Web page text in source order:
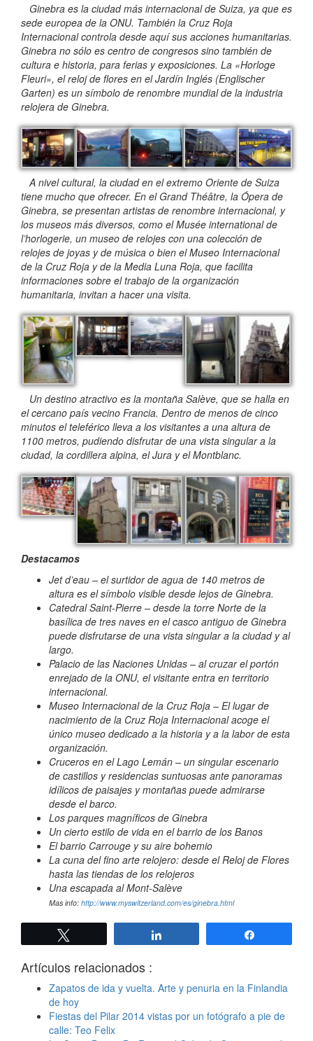
Ginebra es la ciudad más internacional de Suiza, ya que es
sede europea de la ONU. También la Cruz Roja
Internacional controla desde aquí sus acciones humanitarias.
Ginebra no sólo es centro de congresos sino también de
cultura e historia, para ferias y exposiciones. La «Horloge
Fleuri», el reloj de flores en el Jardín Inglés (Englischer
Garten) es un símbolo de renombre mundial de la industria
relojera de Ginebra.
A nivel cultural, la ciudad en el extremo Oriente de Suiza
tiene mucho que ofrecer. En el Grand Théâtre, la Ópera de
Ginebra, se presentan artistas de renombre internacional, y
los museos más diversos, como el Musée international de
l’horlogerie, un museo de relojes con una colección de
relojes de joyas y de música o bien el Museo Internacional
de la Cruz Roja y de la Media Luna Roja, que facilita
informaciones sobre el trabajo de la organización
humanitaria, invitan a hacer una visita.
Un destino atractivo es la montaña Salève, que se halla en
el cercano país vecino Francia. Dentro de menos de cinco
minutos el teleférico lleva a los visitantes a una altura de
1100 metros, pudiendo disfrutar de una vista singular a la
ciudad, la cordillera alpina, el Jura y el Montblanc.
Destacamos
Jet d’eau – el surtidor de agua de 140 metros de
altura es el símbolo visible desde lejos de Ginebra.
Catedral Saint-Pierre – desde la torre Norte de la
basílica de tres naves en el casco antiguo de Ginebra
puede disfrutarse de una vista singular a la ciudad y al
largo.
Palacio de las Naciones Unidas – al cruzar el portón
enrejado de la ONU, el visitante entra en territorio
internacional.
Museo Internacional de la Cruz Roja – El lugar de
nacimiento de la Cruz Roja Internacional acoge el
único museo dedicado a la historia y a la labor de esta
organización.
Cruceros en el Lago Lemán – un singular escenario
de castillos y residencias suntuosas ante panoramas
idílicos de paisajes y montañas puede admirarse
desde el barco.
Los parques magníficos de Ginebra
Un cierto estilo de vida en el barrio de los Banos
El barrio Carrouge y su aire bohemio
La cuna del fino arte relojero: desde el Reloj de Flores
hasta las tiendas de los relojeros
Una escapada al Mont-Salève
Mas info: http://www.myswitzerland.com/es/ginebra.html
Artículos relacionados :
Zapatos de ida y vuelta. Arte y penuria en la Finlandia
de hoy
Fiestas del Pilar 2014 vistas por un fotógrafo a pie de
calle: Teo Felix